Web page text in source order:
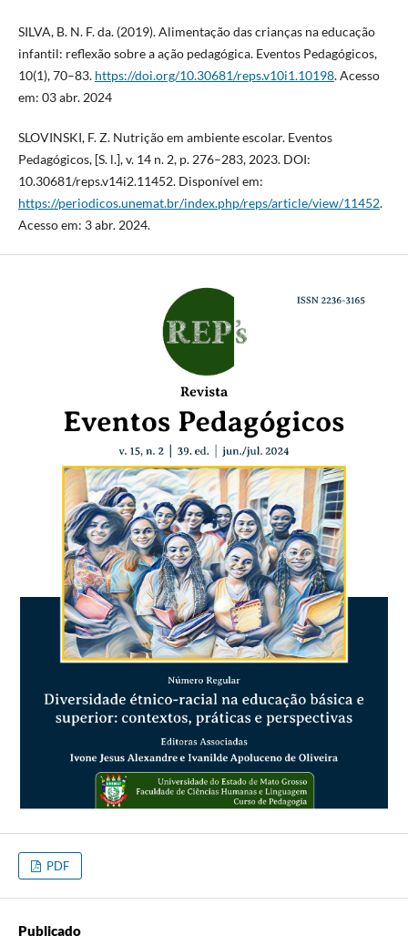
SILVA, B. N. F. da. (2019). Alimentação das crianças na educação
infantil: reflexão sobre a ação pedagógica. Eventos Pedagógicos,
10(1), 70–83. https://doi.org/10.30681/reps.v10i1.10198. Acesso
em: 03 abr. 2024
SLOVINSKI, F. Z. Nutrição em ambiente escolar. Eventos
Pedagógicos, [S. l.], v. 14 n. 2, p. 276–283, 2023. DOI:
10.30681/reps.v14i2.11452. Disponível em:
https://periodicos.unemat.br/index.php/reps/article/view/11452.
Acesso em: 3 abr. 2024.
PDF
Publicado